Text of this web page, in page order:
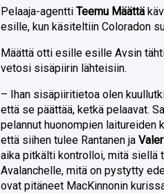
Pelaaja-agenttiTeemu Määttä
esille, kun käsiteltiin Coloradon
Määttä otti esille esille Avsin
vetosi sisäpiirin lähteisiin.
– Ihan sisäpiiritietoa olen
että se päättää, ketkä pelaavat.
pelannut huonompien laitureiden
että siihen tulee Rantanen ja
aika pitkälti kontrolloi, mitä siellä
Avalanchelle, mitä on pystytty
ovat pitäneet MacKinnonin